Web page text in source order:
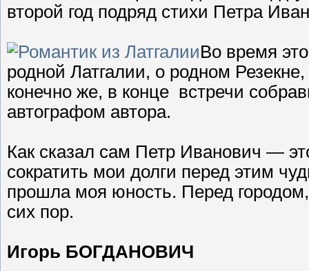
второй год подряд стихи Петра
Во время
родной Латгалии, о родном
конечно же, в конце встречи
автографом автора.
Как сказал сам Петр Иванович —
сократить мои долги перед этим
прошла моя юность. Перед
сих пор.
Игорь БОГДАНОВИЧ